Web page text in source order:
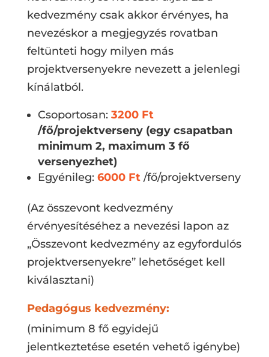
kedvezmény csak akkor érvényes, ha
nevezéskor a megjegyzés rovatban
feltünteti hogy milyen más
projektversenyekre nevezett a jelenlegi
kínálatból.
Csoportosan: 3200 Ft
/fő/projektverseny (egy csapatban
minimum 2, maximum 3 fő
versenyezhet)
Egyénileg: 6000 Ft/fő/projektverseny
(Az összevont kedvezmény
érvényesítéséhez a nevezési lapon az
„Összevont kedvezmény az egyfordulós
projektversenyekre” lehetőséget kell
kiválasztani)
Pedagógus kedvezmény:
(minimum 8 fő egyidejű
jelentkeztetése esetén vehető igénybe)